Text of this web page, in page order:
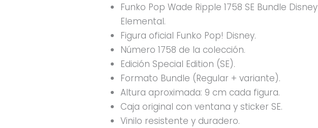
Funko Pop Wade Ripple 1758 SE Bundle Disney
Elemental.
Figura oficial Funko Pop! Disney.
Número 1758 de la colección.
Edición Special Edition (SE).
Formato Bundle (Regular + variante).
Altura aproximada: 9 cm cada figura.
Caja original con ventana y sticker SE.
Vinilo resistente y duradero.